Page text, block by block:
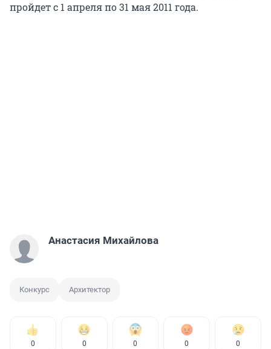
пройдет с 1 апреля по 31 мая 2011 года.
Анастасия Михайлова
Конкурс Архитектор
0 0 0 0 0